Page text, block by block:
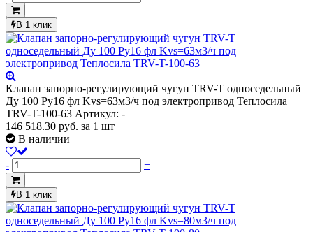
В 1 клик
Клапан запорно-регулирующий чугун TRV-T односедельный
Ду 100 Ру16 фл Kvs=63м3/ч под электропривод Теплосила
TRV-T-100-63 Артикул: -
146 518.30 руб. за 1 шт
В наличии
- +
В 1 клик